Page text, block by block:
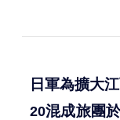
日軍為擴大
20混成旅團